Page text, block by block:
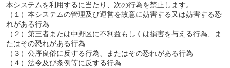
本システムを利用するに当たり、次の行為を禁止します。
（１）本システムの管理及び運営を故意に妨害する又は妨害する恐
れがある行為
（２）第三者または中野区に不利益もしくは損害を与える行為、ま
たはその恐れがある行為
（３）公序良俗に反する行為、またはその恐れがある行為
（４）法令及び条例等に反する行為